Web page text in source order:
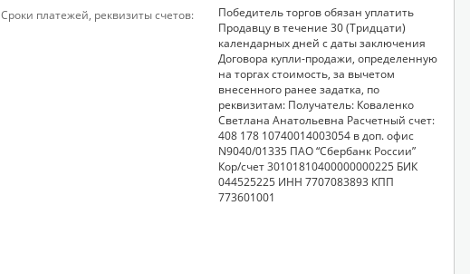
Сроки платежей, реквизиты счетов:
Победитель торгов обязан уплатить
Продавцу в течение 30 (Тридцати)
календарных дней с даты заключения
Договора купли-продажи, определенную
на торгах стоимость, за вычетом
внесенного ранее задатка, по
реквизитам: Получатель: Коваленко
Светлана Анатольевна Расчетный счет:
408 178 10740014003054 в доп. офис
N9040/01335 ПАО “Сбербанк России”
Кор/счет 30101810400000000225 БИК
044525225 ИНН 7707083893 КПП
773601001